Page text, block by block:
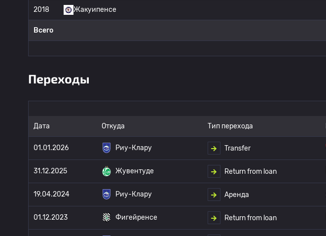
2018 Жакуипенсе
Всего
Переходы
Дата Откуда Тип перехода
01.01.2026 Риу-Клару Transfer
31.12.2025 Жувентуде Return from loan
19.04.2024 Риу-Клару Аренда
01.12.2023 Фигейренсе Return from loan